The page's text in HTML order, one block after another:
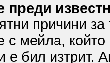
преди
причини
с мейла,
е бил изтрит.